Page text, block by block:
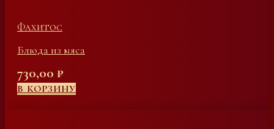
Фахитос
Блюда из мяса
730,00 ₽
В КОРЗИНУ